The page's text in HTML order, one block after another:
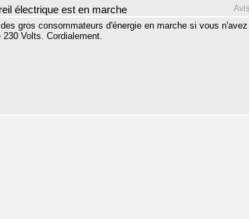
électrique est en marche
gros consommateurs d'énergie en marche si vous
Volts. Cordialement.